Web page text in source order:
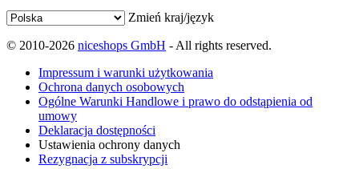
Zmień kraj/język
© 2010-2026 niceshops GmbH - All rights reserved.
Impressum i warunki użytkowania
Ochrona danych osobowych
Ogólne Warunki Handlowe i prawo do odstąpienia od
umowy
Deklaracja dostępności
Ustawienia ochrony danych
Rezygnacja z subskrypcji